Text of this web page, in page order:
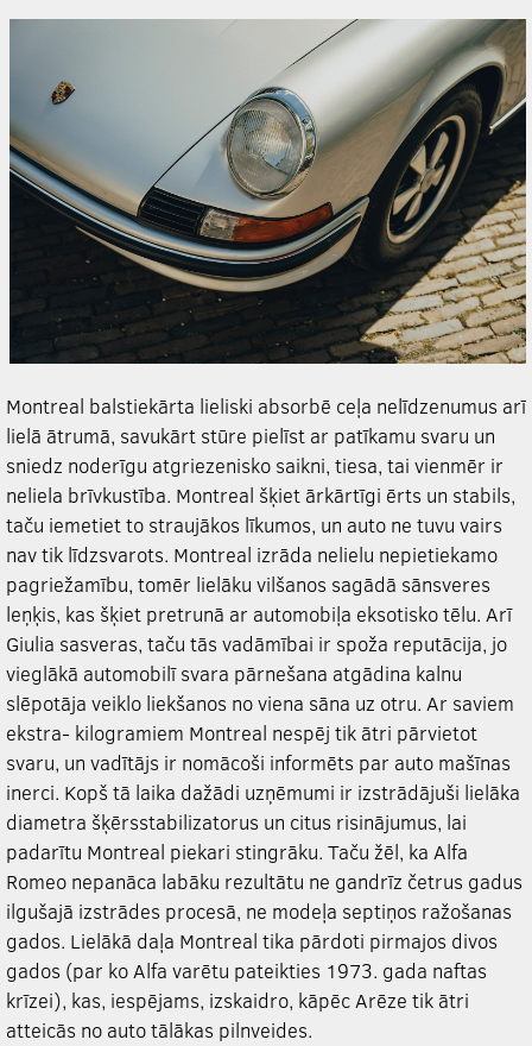
Montreal balstiekārta lieliski absorbē ceļa nelīdzenumus arī
lielā ātrumā, savukārt stūre pielīst ar patīkamu svaru un
sniedz noderīgu atgriezenisko saikni, tiesa, tai vienmēr ir
neliela brīvkustība. Montreal šķiet ārkārtīgi ērts un stabils,
taču iemetiet to straujākos līkumos, un auto ne tuvu vairs
nav tik līdzsvarots. Montreal izrāda nelielu nepietiekamo
pagriežamību, tomēr lielāku vilšanos sagādā sānsveres
leņķis, kas šķiet pretrunā ar automobiļa eksotisko tēlu. Arī
Giulia sasveras, taču tās vadāmībai ir spoža reputācija, jo
vieglākā automobilī svara pārnešana atgādina kalnu
slēpotāja veiklo liekšanos no viena sāna uz otru. Ar saviem
ekstra- kilogramiem Montreal nespēj tik ātri pārvietot
svaru, un vadītājs ir nomācoši informēts par auto mašīnas
inerci. Kopš tā laika dažādi uzņēmumi ir izstrādājuši lielāka
diametra šķērsstabilizatorus un citus risinājumus, lai
padarītu Montreal piekari stingrāku. Taču žēl, ka Alfa
Romeo nepanāca labāku rezultātu ne gandrīz četrus gadus
ilgušajā izstrādes procesā, ne modeļa septiņos ražošanas
gados. Lielākā daļa Montreal tika pārdoti pirmajos divos
gados (par ko Alfa varētu pateikties 1973. gada naftas
krīzei), kas, iespējams, izskaidro, kāpēc Arēze tik ātri
atteicās no auto tālākas pilnveides.